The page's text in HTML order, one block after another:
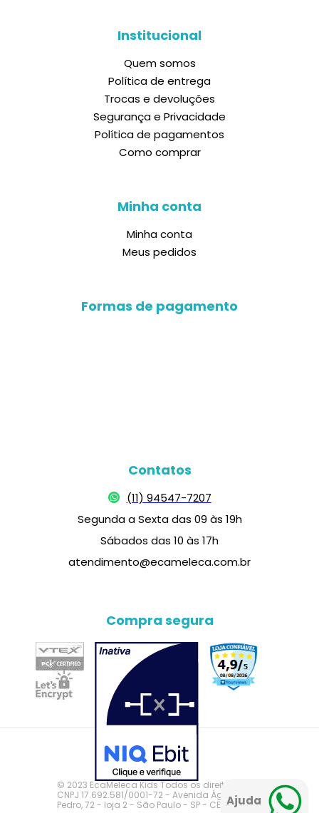
Ajuda
Institucional
Quem somos
Política de entrega
Trocas e devoluções
Segurança e Privacidade
Política de pagamentos
Como comprar
Minha conta
Minha conta
Meus pedidos
Formas de pagamento
Contatos
(11) 94547-7207
Segunda a Sexta das 09 às 19h
Sábados das 10 às 17h
atendimento@ecameleca.com.br
Compra segura
© 2023 EcaMeleca Kids Todos os direitos reservados.
CNPJ 17.692.581/0001-72 - Avenida Águas de São
Pedro, 72 - loja 2 - São Paulo - SP - CEP 02302-070